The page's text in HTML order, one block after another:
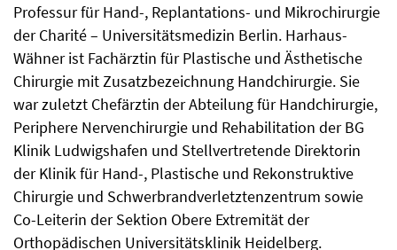
Professur für Hand-, Replantations- und Mikrochirurgie
der Charité – Universitätsmedizin Berlin. Harhaus-
Wähner ist Fachärztin für Plastische und Ästhetische
Chirurgie mit Zusatzbezeichnung Handchirurgie. Sie
war zuletzt Chefärztin der Abteilung für Handchirurgie,
Periphere Nervenchirurgie und Rehabilitation der BG
Klinik Ludwigshafen und Stellvertretende Direktorin
der Klinik für Hand-, Plastische und Rekonstruktive
Chirurgie und Schwerbrandverletztenzentrum sowie
Co-Leiterin der Sektion Obere Extremität der
Orthopädischen Universitätsklinik Heidelberg.